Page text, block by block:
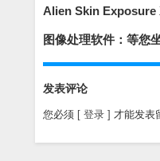
Alien Skin Exposure
图像处理软件：等您
发表评论
您必须 [ 登录 ] 才能发表